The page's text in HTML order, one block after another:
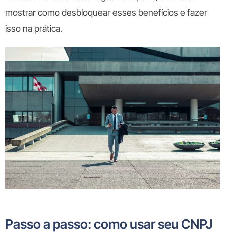
mostrar como desbloquear esses benefícios e fazer
isso na prática.
Passo a passo: como usar seu CNPJ